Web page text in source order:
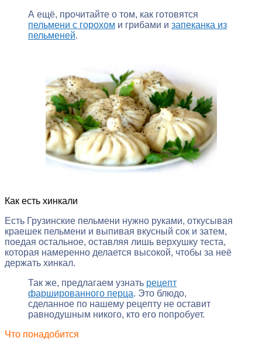
А ещё, прочитайте о том, как готовятся
пельмени с горохом и грибами и запеканка из
пельменей.
Как есть хинкали
Есть Грузинские пельмени нужно руками, откусывая
краешек пельмени и выпивая вкусный сок и затем,
поедая остальное, оставляя лишь верхушку теста,
которая намеренно делается высокой, чтобы за неё
держать хинкал.
Так же, предлагаем узнать рецепт
фаршированного перца. Это блюдо,
сделанное по нашему рецепту не оставит
равнодушным никого, кто его попробует.
Что понадобится